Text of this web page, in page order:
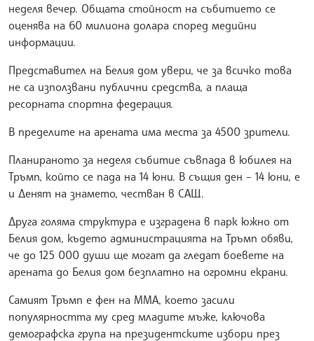
неделя вечер. Общата стойност на събитието се
оценява на 60 милиона долара според медийни
информации.
Представител на Белия дом увери, че за всичко това
не са използвани публични средства, а плаща
ресорната спортна федерация.
В пределите на арената има места за 4500 зрители.
Планираното за неделя събитие съвпада в юбилея на
Тръмп, който се пада на 14 юни. В същия ден – 14 юни, е
и Денят на знамето, честван в САЩ.
Друга голяма структура е изградена в парк южно от
Белия дом, където администрацията на Тръмп обяви,
че до 125 000 души ще могат да гледат боевете на
арената до Белия дом безплатно на огромни екрани.
Самият Тръмп е фен на MMA, което засили
популярността му сред младите мъже, ключова
демографска група на президентските избори през